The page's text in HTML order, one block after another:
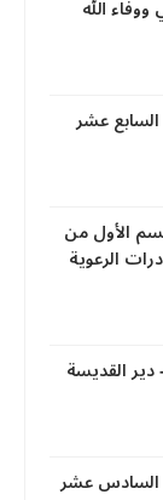
الله
السابع عشر
الأول من
الرعوية
القديسة
السادس عشر